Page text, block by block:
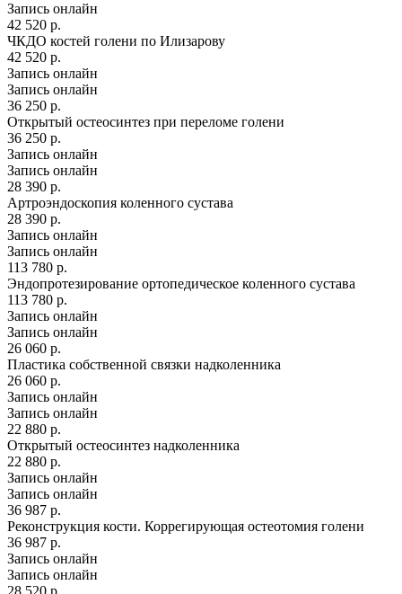
Запись онлайн
42 520 р.
ЧКДО костей голени по Илизарову
42 520 р.
Запись онлайн
Запись онлайн
36 250 р.
Открытый остеосинтез при переломе голени
36 250 р.
Запись онлайн
Запись онлайн
28 390 р.
Артроэндоскопия коленного сустава
28 390 р.
Запись онлайн
Запись онлайн
113 780 р.
Эндопротезирование ортопедическое коленного сустава
113 780 р.
Запись онлайн
Запись онлайн
26 060 р.
Пластика собственной связки надколенника
26 060 р.
Запись онлайн
Запись онлайн
22 880 р.
Открытый остеосинтез надколенника
22 880 р.
Запись онлайн
Запись онлайн
36 987 р.
Реконструкция кости. Коррегирующая остеотомия голени
36 987 р.
Запись онлайн
Запись онлайн
28 520 р.